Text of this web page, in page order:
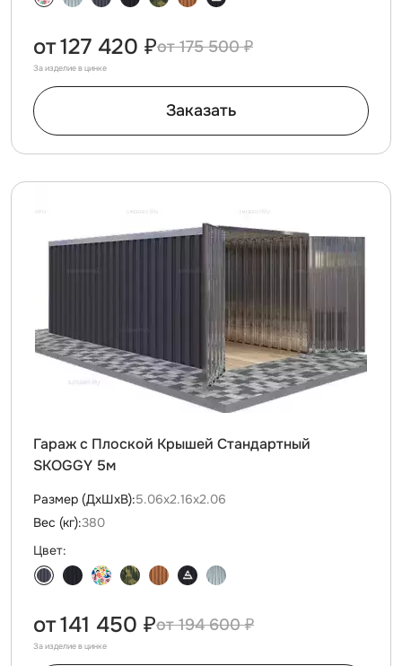
175 500 ₽
от127 420 ₽
За изделие в цинке
Заказать
Гараж с Плоской Крышей Стандартный
SKOGGY 5м
Размер (ДxШxВ):5.06х2.16х2.06
Вес (кг):380
Цвет:
194 600 ₽
от141 450 ₽
За изделие в цинке